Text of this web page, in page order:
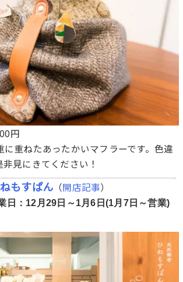
円
に重ねたあったかいマフラーです。色違
見にきてください！
もすぱん （開店記事）
日：12月29日～1月6日(1月7日～営業)